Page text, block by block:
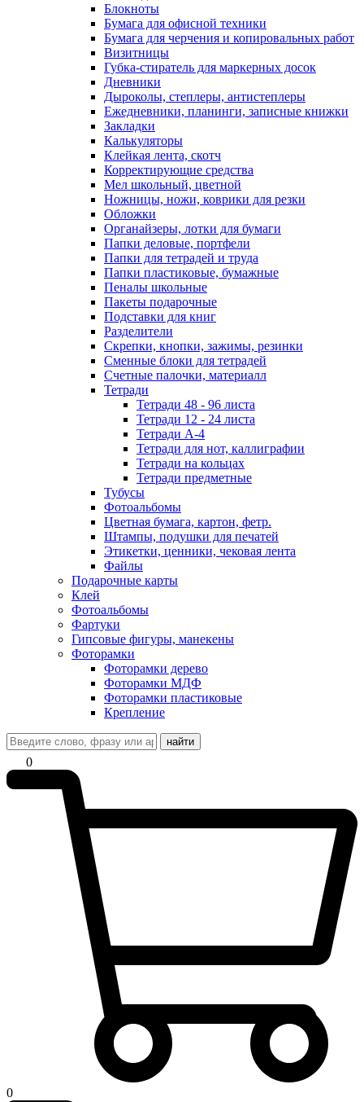
Блокноты
Бумага для офисной техники
Бумага для черчения и копировальных работ
Визитницы
Губка-стиратель для маркерных досок
Дневники
Дыроколы, степлеры, антистеплеры
Ежедневники, планинги, записные книжки
Закладки
Калькуляторы
Клейкая лента, скотч
Корректирующие средства
Мел школьный, цветной
Ножницы, ножи, коврики для резки
Обложки
Органайзеры, лотки для бумаги
Папки деловые, портфели
Папки для тетрадей и труда
Папки пластиковые, бумажные
Пеналы школьные
Пакеты подарочные
Подставки для книг
Разделители
Скрепки, кнопки, зажимы, резинки
Сменные блоки для тетрадей
Счетные палочки, материалл
Тетради
Тетради 48 - 96 листа
Тетради 12 - 24 листа
Тетради А-4
Тетради для нот, каллиграфии
Тетради на кольцах
Тетради предметные
Тубусы
Фотоальбомы
Цветная бумага, картон, фетр.
Штампы, подушки для печатей
Этикетки, ценники, чековая лента
Файлы
Подарочные карты
Клей
Фотоальбомы
Фартуки
Гипсовые фигуры, манекены
Фоторамки
Фоторамки дерево
Фоторамки МДФ
Фоторамки пластиковые
Крепление
найти
0
0